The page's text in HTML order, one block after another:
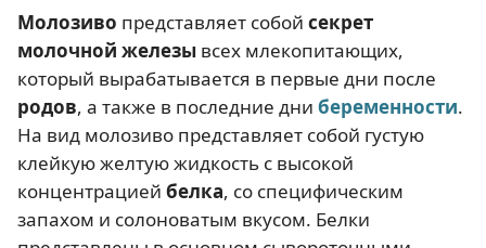
Молозиво представляет собой секрет
молочной железы всех млекопитающих,
который вырабатывается в первые дни после
родов, а также в последние дни беременности.
На вид молозиво представляет собой густую
клейкую желтую жидкость с высокой
концентрацией белка, со специфическим
запахом и солоноватым вкусом. Белки